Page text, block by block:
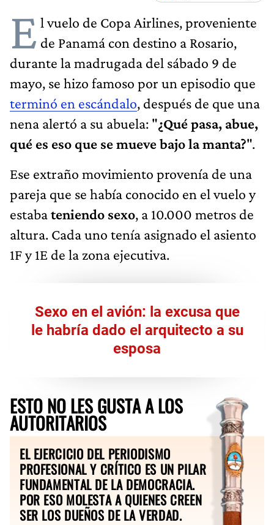
E l vuelo de Copa Airlines, proveniente
de Panamá con destino a Rosario,
durante la madrugada del sábado 9 de
mayo, se hizo famoso por un episodio que
terminó en escándalo, después de que una
nena alertó a su abuela: "¿Qué pasa, abue,
qué es eso que se mueve bajo la manta?".
Ese extraño movimiento provenía de una
pareja que se había conocido en el vuelo y
estabateniendo sexo, a 10.000 metros de
altura. Cada uno tenía asignado el asiento
1F y 1E de la zona ejecutiva.
Sexo en el avión: la excusa que
le habría dado el arquitecto a su
esposa
ESTO NO LES GUSTA A LOS
AUTORITARIOS
EL EJERCICIO DEL PERIODISMO
PROFESIONAL Y CRÍTICO ES UN PILAR
FUNDAMENTAL DE LA DEMOCRACIA.
POR ESO MOLESTA A QUIENES CREEN
SER LOS DUEÑOS DE LA VERDAD.